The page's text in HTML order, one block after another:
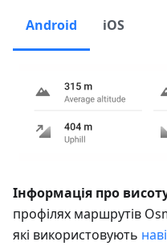
Android iOS
Інформація про
профілях маршрутів
які використовують